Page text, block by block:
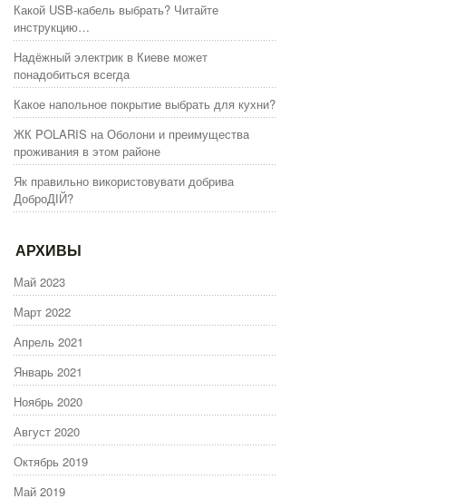
Какой USB-кабель выбрать? Читайте
инструкцию…
Надёжный электрик в Киеве может
понадобиться всегда
Какое напольное покрытие выбрать для кухни?
ЖК POLARIS на Оболони и преимущества
проживания в этом районе
Як правильно використовувати добрива
ДоброДІЙ?
АРХИВЫ
Май 2023
Март 2022
Апрель 2021
Январь 2021
Ноябрь 2020
Август 2020
Октябрь 2019
Май 2019